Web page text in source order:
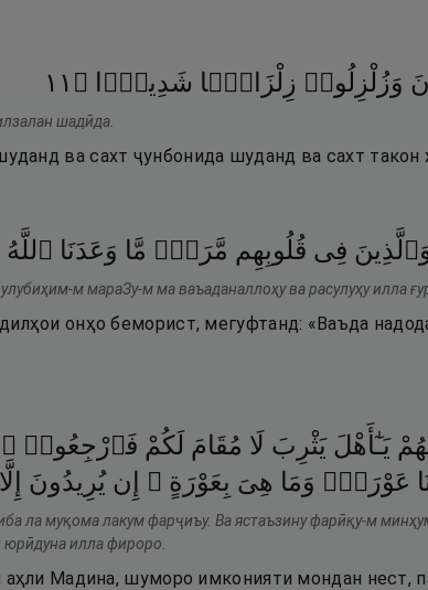
وَزُلْزِلُوا۟ زِلْزَالًۭا شَدِيدًۭا ۝ ١١
шадӣда.
ва сахт ҷунбонида шуданд ва сахт такон
فِى قُلُوبِهِم مَّرَضٌۭ مَّا وَعَدَنَا ٱللَّهُ
м мараЗу-м ма ваъаданаллоҳу ва расулуҳу илла
онҳо беморист, мегуфтанд: «Ваъда
يَـٰٓأَهْلَ يَثْرِبَ لَا مُقَامَ لَكُمْ فَٱرْجِعُوا۟ ۚ
عَوْرَةٌۭ وَمَا هِىَ بِعَوْرَةٍ ۖ إِن يُرِيدُونَ إِلَّا
ла муқома лакум фарҷиъу. Ва ястаъзину фарӣқу-м
юрӣдуна илла фироро.
Мадина, шуморо имконияти мондан нест,